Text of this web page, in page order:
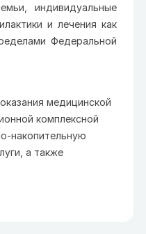
индивидуальные
и лечения как
Федеральной
медицинской
комплексной
накопительную
а также